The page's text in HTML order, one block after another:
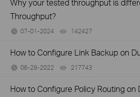
Why your tested throughput is
Throughput?
07-01-2024 142427
How to Configure Link Backup on
06-29-2022 217743
How to Configure Policy Routing on